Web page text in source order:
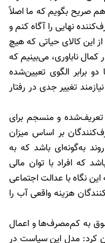
صریح بگویم که ما اصلاً
نهایی را آگاه کنم و
که مثلاً شما مجازید روزانه ۱۳۰ لیتر از این کالای حیاتی که هیچ
کمال ناباوری، می‌بینیم که
برابر الگوی تعیین‌شده
تغییر جدی در رفتار
و منسجم برای
بر اساس میزان
به‌گونه‌ای باشد که به
که افراد با توان مالی
نگاه با عدالت اجتماعی
هزینه واقعی آب را
به کم‌مصرف‌ها و اعمال
کرد: مدل این سیاست در